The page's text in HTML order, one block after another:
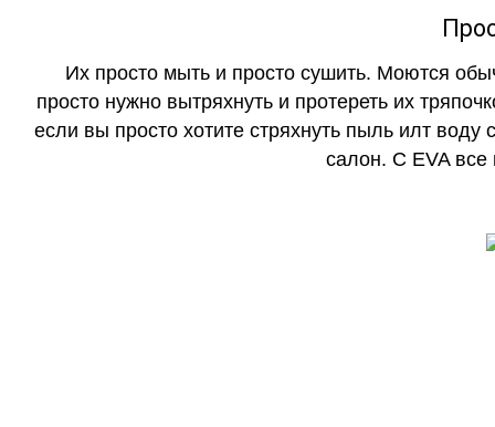
Их просто мыть и просто сушить. Моются
просто нужно вытряхнуть и протереть их
если вы просто хотите стряхнуть пыль илт воду
салон. С EVA все